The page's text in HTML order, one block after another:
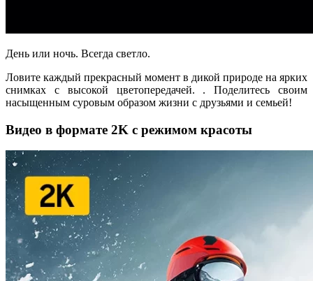
День или ночь. Всегда светло.
Ловите каждый прекрасный момент в дикой природе на ярких
снимках с высокой цветопередачей. . Поделитесь своим
насыщенным суровым образом жизни с друзьями и семьей!
Видео в формате 2K с режимом красоты